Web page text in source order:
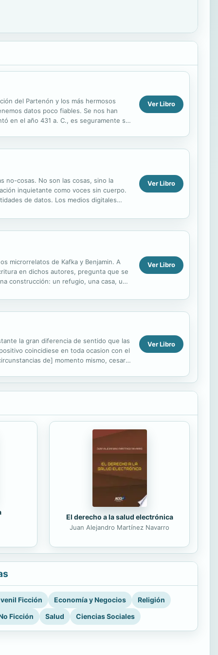
del Partenón y los más hermosos
datos poco fiables. Se nos han
en el año 431 a. C., es seguramente su
Ver Libro
no-cosas. No son las cosas, sino la
inquietante como voces sin cuerpo.
de datos. Los medios digitales
Ver Libro
microrrelatos de Kafka y Benjamin. A
en dichos autores, pregunta que se
construcción: un refugio, una casa, una
Ver Libro
la gran diferencia de sentido que las
coincidiese en toda ocasion con el
de] momento mismo, cesaria
Ver Libro
El derecho a la salud electrónica
Juan Alejandro Martínez Navarro
Ficción Economía y Negocios
Religión
Ficción
Salud Ciencias Sociales